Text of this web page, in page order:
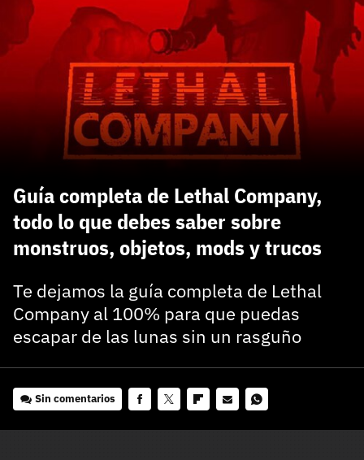
Guía completa de Lethal Company,
todo lo que debes saber sobre
monstruos, objetos, mods y trucos
Te dejamos la guía completa de Lethal
Company al 100% para que puedas
escapar de las lunas sin un rasguño
Sin comentarios
¿Todavía no tienes cuenta?
Regístrate gratis
El inicio de sesión con Facebook ya no está
de 3DJuegos:
Recupera tu acceso con Facebook
carácter inicial), pero no mayúsculas, espacios, tildes
o caracteres especiales.
He leído y acepto la
politica de privacidad y
de participación
Registrarse en 3DJuegos
Entra con Google
¿Ya tienes cuenta?
Entra en 3DJuegos